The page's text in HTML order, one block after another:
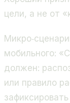
цели, а не от
мобильного:
должен:
или правило